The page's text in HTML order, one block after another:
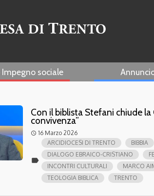
sociale
Con il biblista Stefani chiude
convivenza”
access_time 16 Marzo 2026
label
ARCIDIOCESI DI TRENTO BIBBIA
DIALOGO EBRAICO-CRISTIANO
INCONTRI CULTURALI
MARCO
TEOLOGIA BIBLICA
TRENTO